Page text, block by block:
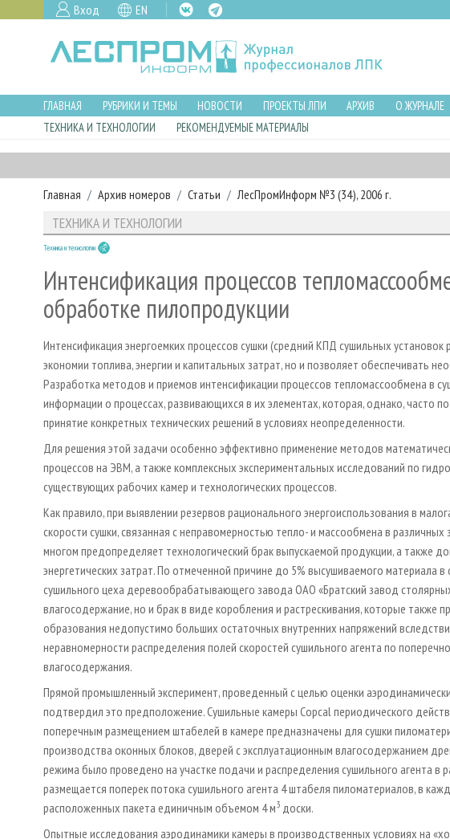
Вход EN
ГЛАВНАЯ РУБРИКИ И ТЕМЫ НОВОСТИ ПРОЕКТЫ ЛПИ АРХИВ О ЖУРНАЛЕ
ТЕХНИКА И ТЕХНОЛОГИИ
РЕКОМЕНДУЕМЫЕ МАТЕРИАЛЫ
Главная Архив номеров Статьи ЛесПромИнформ №3 (34), 2006 г.
ТЕХНИКА И ТЕХНОЛОГИИ
Техника и технологии
Интенсификация процессов
обработке пилопродукции
Интенсификация энергоемких процессов сушки (средний КПД сушильных
экономии топлива, энергии и капитальных зат­рат, но и позволяет обеспечивать
Разработка методов и приемов интенсификации процессов тепломассообмена в
информации о процессах, развивающихся в их элементах, которая, однако, часто
принятие конкретных технических решений в условиях неопределенности.
Для решения этой задачи особенно эффективно применение методов
процессов на ЭВМ, а также комплексных экспериментальных исследований по
существующих рабочих камер и технологических процессов.
Как правило, при выявлении резервов рационального энергоис­пользования в
скорости сушки, связанная с неправомерностью тепло- и массообмена в
многом предопределяет технологический брак выпускаемой продукции, а также
энергетических затрат. По отмеченной причине до 5% высушиваемого материала
сушильного цеха деревообрабатывающего завода ОАО «Братский завод
влагосодержание, но и брак в виде коробления и растрескивания, которые также
образования недопус­тимо больших остаточных внутренних напряжений
неравномерности распределения полей скоростей сушильного агента по
влагосодержания.
Прямой промышленный эксперимент, проведенный с целью оценки
подтвердил это предположение. Сушильные камеры Copcal периодического
поперечным размещением штабелей в камере предназначены для сушки
производства оконных блоков, дверей с эксплуатационным влагосодержанием
режима было проведено на участке подачи и распределения сушильного агента в
размещается поперек потока сушильного агента 4 штабеля пиломатериалов, в
расположенных пакета единичным объемом 4 м3 доски.
Опытные исследования аэродинамики камеры в производственных условиях на